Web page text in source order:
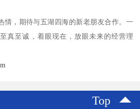
情，期待与五湖四海的新老朋友合作。一
真至诚，着眼现在，放眼未来的经营理
Top